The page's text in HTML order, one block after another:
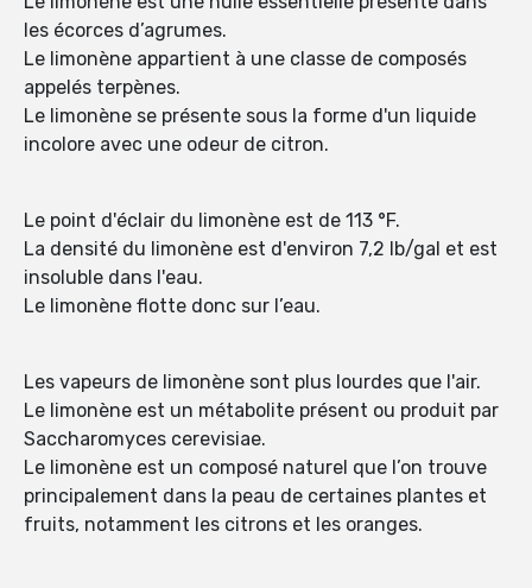
les écorces d’agrumes.
Le limonène appartient à une classe de composés
appelés terpènes.
Le limonène se présente sous la forme d'un liquide
incolore avec une odeur de citron.
Le point d'éclair du limonène est de 113 °F.
La densité du limonène est d'environ 7,2 lb/gal et est
insoluble dans l'eau.
Le limonène flotte donc sur l’eau.
Les vapeurs de limonène sont plus lourdes que l'air.
Le limonène est un métabolite présent ou produit par
Saccharomyces cerevisiae.
Le limonène est un composé naturel que l’on trouve
principalement dans la peau de certaines plantes et
fruits, notamment les citrons et les oranges.